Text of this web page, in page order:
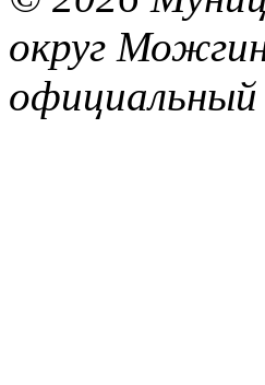
округ